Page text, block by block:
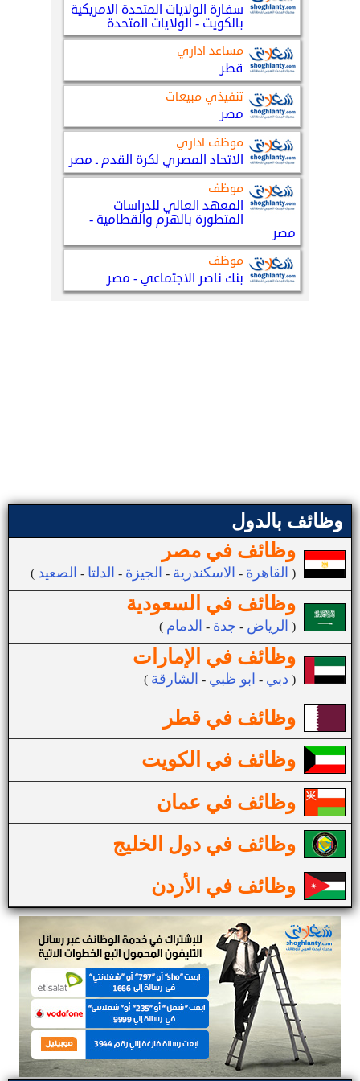
وظائف بالدول
وظائف في مصر
( القاهرة - الاسكندرية - الجيزة - الدلتا - الصعيد )
وظائف في السعودية
( الرياض - جدة - الدمام )
وظائف في الإمارات
( دبي - ابو ظبي - الشارقة )
وظائف في قطر
وظائف في الكويت
وظائف في عمان
وظائف في دول الخليج
وظائف في الأردن